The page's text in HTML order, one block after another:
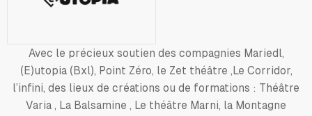
Avec le précieux soutien des compagnies Mariedl,
(E)utopia (Bxl), Point Zéro, le Zet théâtre ,Le Corridor,
l’infini, des lieux de créations ou de formations : Théâtre
Varia , La Balsamine , Le théâtre Marni, la Montagne